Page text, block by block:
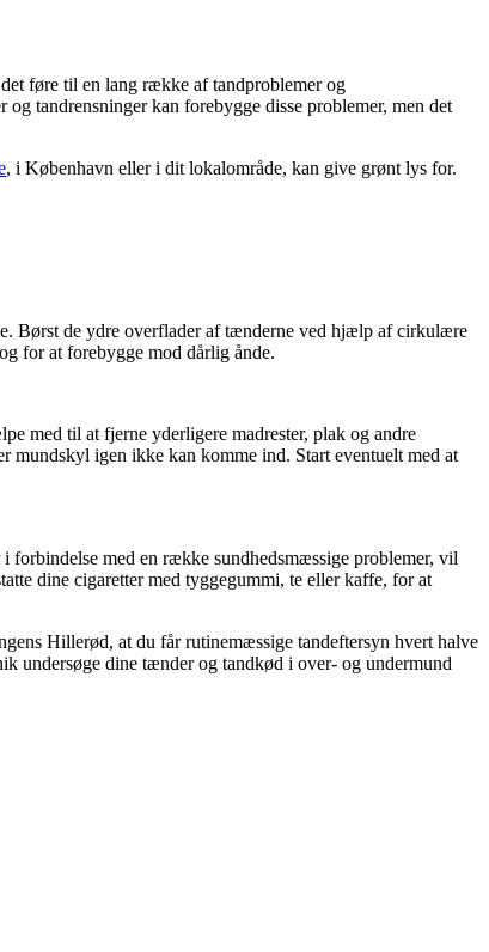
føre til en lang række af tandproblemer og
tandrensninger kan forebygge disse problemer, men det
, i København eller i dit lokalområde, kan give grønt lys for.
Børst de ydre overflader af tænderne ved hjælp af cirkulære
for at forebygge mod dårlig ånde.
med til at fjerne yderligere madrester, plak og andre
mundskyl igen ikke kan komme ind. Start eventuelt med at
med en række sundhedsmæssige problemer, vil
dine cigaretter med tyggegummi, te eller kaffe, for at
Hillerød, at du får rutinemæssige tandeftersyn hvert halve
undersøge dine tænder og tandkød i over- og undermund